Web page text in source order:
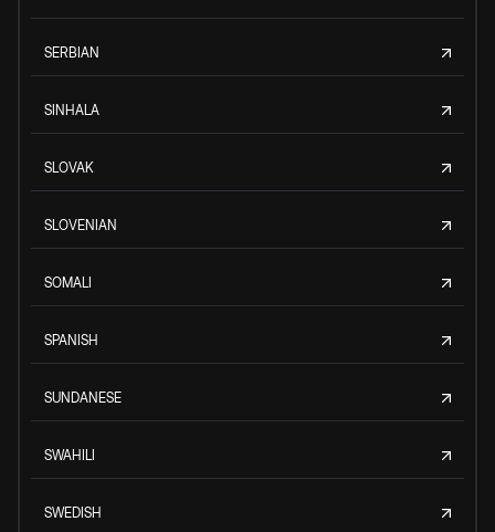
SERBIAN
SINHALA
SLOVAK
SLOVENIAN
SOMALI
SPANISH
SUNDANESE
SWAHILI
SWEDISH